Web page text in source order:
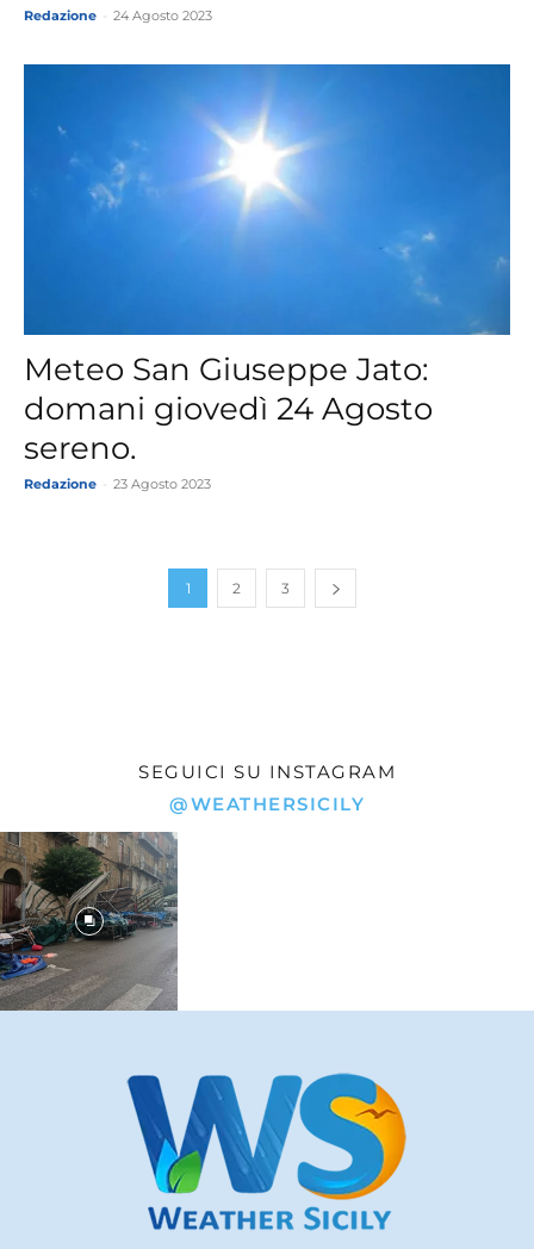
Redazione 24 Agosto 2023
Meteo San Giuseppe Jato:
domani giovedì 24 Agosto
sereno.
Redazione 23 Agosto 2023
1 2 3
SEGUICI SU INSTAGRAM
@WEATHERSICILY